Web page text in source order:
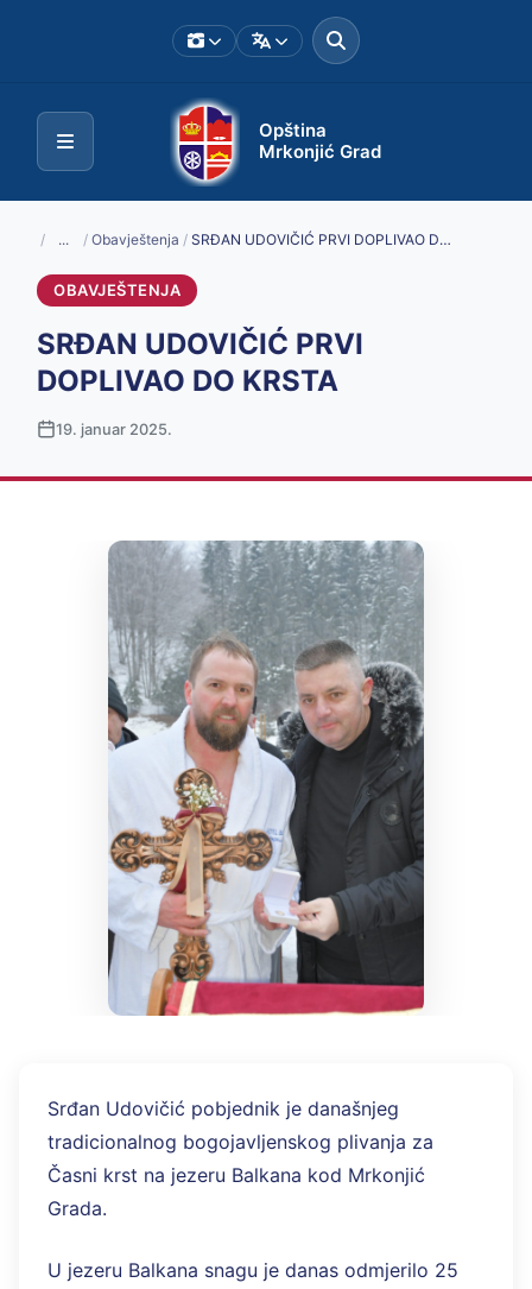
Opština
Mrkonjić Grad
/ ... / Obavještenja / SRĐAN UDOVIČIĆ PRVI DOPLIVAO DO KRSTA
OBAVJEŠTENJA
SRĐAN UDOVIČIĆ PRVI
DOPLIVAO DO KRSTA
19. januar 2025.
Srđan Udovičić pobjednik je današnjeg
tradicionalnog bogojavljenskog plivanja za
Časni krst na jezeru Balkana kod Mrkonjić
Grada.
U jezeru Balkana snagu je danas odmjerilo 25